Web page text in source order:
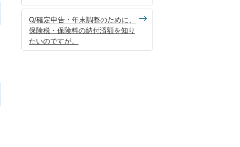
Q/確定申告・年末調整のために、
保険税・保険料の納付済額を知り
たいのですが。